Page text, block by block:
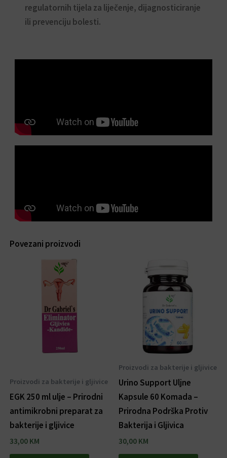
regulatornih tijela za liječenje, dijagnosticiranje
ili prevenciju bolesti.
Povezani proizvodi
Proizvodi za bakterije i gljivice
EGK 250 ml ulje – Prirodni
antimikrobni preparat za
bakterije i gljivice
33,00 KM
Proizvodi za bakterije i gljivice
Urino Support Uljne
Kapsule 60 Komada –
Prirodna Podrška Protiv
Bakterija i Gljivica
30,00 KM